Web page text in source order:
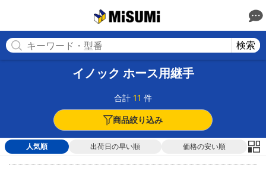
検索
イノック ホース用継手
合計 11 件
商品絞り込み
人気順 出荷日の早い順 価格の安い順